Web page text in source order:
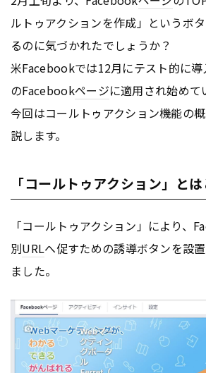
ルトゥアクションを作成」というボ
るのに気づかれたでしょうか？
米Facebookでは12月にテスト的に
のFacebookページに適用され始めて
今回はコールトゥアクション機能の
説します。
「コールトゥアクション」と
「コールトゥアクション」により、
別URLへ促すための誘導ボタンを設
ました。